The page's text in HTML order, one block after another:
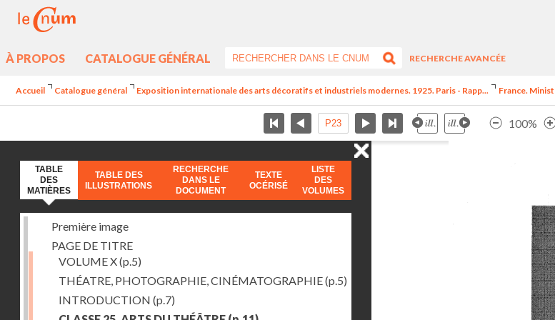
À PROPOS CATALOGUE GÉNÉRAL
RECHERCHE AVANCÉE
Accueil Catalogue général Exposition internationale des arts décoratifs et industriels modernes. 1925. Paris - Rapp... France.
100%
TABLE
DES
MATIÈRES
TABLE DES
ILLUSTRATIONS
RECHERCHE
DANS LE
DOCUMENT
TEXTE
OCÉRISÉ
LISTE
DES
VOLUMES
Première image
PAGE DE TITRE
VOLUME X(p.5)
THÉATRE, PHOTOGRAPHIE, CINÉMATOGRAPHIE(p.5)
INTRODUCTION (p.7)